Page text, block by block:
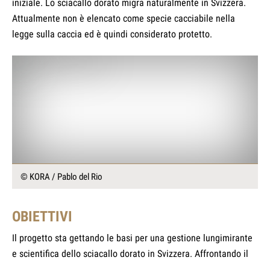
iniziale. Lo sciacallo dorato migra naturalmente in Svizzera.
Attualmente non è elencato come specie cacciabile nella
legge sulla caccia ed è quindi considerato protetto.
© KORA / Pablo del Rio
OBIETTIVI
Il progetto sta gettando le basi per una gestione lungimirante
e scientifica dello sciacallo dorato in Svizzera. Affrontando il